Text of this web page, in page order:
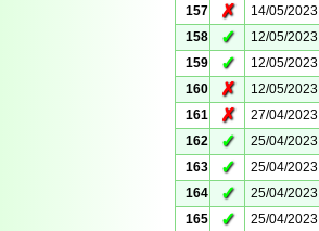
157
✗ 14/05/2023
158
✓ 12/05/2023
159
✓ 12/05/2023
160
✗ 12/05/2023
161
✗ 27/04/2023
162
✓ 25/04/2023
163
✓ 25/04/2023
164
✓ 25/04/2023
165
✓ 25/04/2023